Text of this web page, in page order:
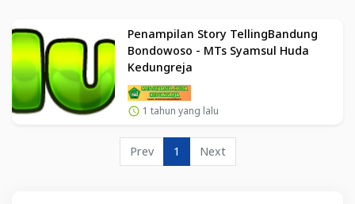
Penampilan Story TellingBandung
Bondowoso - MTs Syamsul Huda
Kedungreja
1 tahun yang lalu
Prev 1 Next